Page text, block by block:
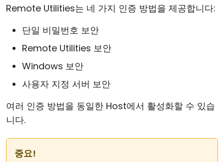
Remote Utilities는 네 가지 인증 방법을 제공합니다:
단일 비밀번호 보안
Remote Utilities 보안
Windows 보안
사용자 지정 서버 보안
여러 인증 방법을 동일한 Host에서 활성화할 수 있습
니다.
중요!